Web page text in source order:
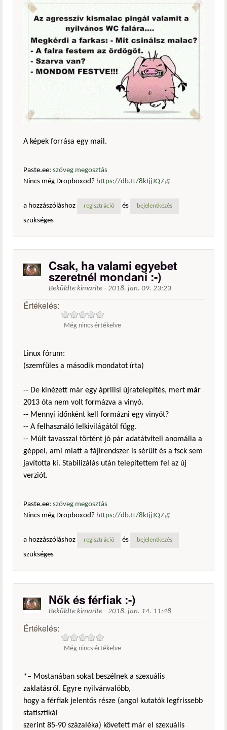
A képek forrása egy mail.
Paste.ee: szöveg megosztás
Nincs még Dropboxod? https://db.tt/8kIjjJQ7 (külső
a hozzászóláshoz
regisztráció és bejelentkezés
szükséges
Csak, ha valami egyebet
szeretnél mondani :-)
Beküldte kimarite - 2018. jan. 09. 23:23
Értékelés:
Még nincs értékelve
Linux fórum:
(szemfüles a második mondatot írta)
-- De kinézett már egy áprilisi újratelepítés, mert már
2013 óta nem volt formázva a vinyó.
-- Mennyi időnként kell formázni egy vinyót?
-- A felhasználó lelkivilágától függ.
-- Múlt tavasszal történt jó pár adatátviteli anomália a
géppel, ami miatt a fájlrendszer is sérült és a fsck sem
javította ki. Stabilizálás után telepítettem fel az új
verziót.
Paste.ee: szöveg megosztás
Nincs még Dropboxod? https://db.tt/8kIjjJQ7 (külső
a hozzászóláshoz
regisztráció és bejelentkezés
szükséges
Nők és férfiak :-)
Beküldte kimarite - 2018. jan. 14. 11:48
Értékelés:
Még nincs értékelve
*– Mostanában sokat beszélnek a szexuális
zaklatásról. Egyre nyilvánvalóbb,
hogy a férfiak jelentős része (angol kutatók legfrissebb
statisztikái
szerint 85-90 százaléka) követett már el szexuális